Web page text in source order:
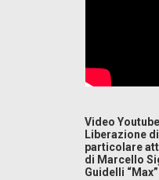
Video
Liberazione
particolare
di Marcello
Guidelli